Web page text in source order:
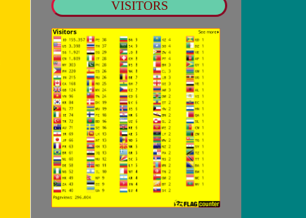
VISITORS